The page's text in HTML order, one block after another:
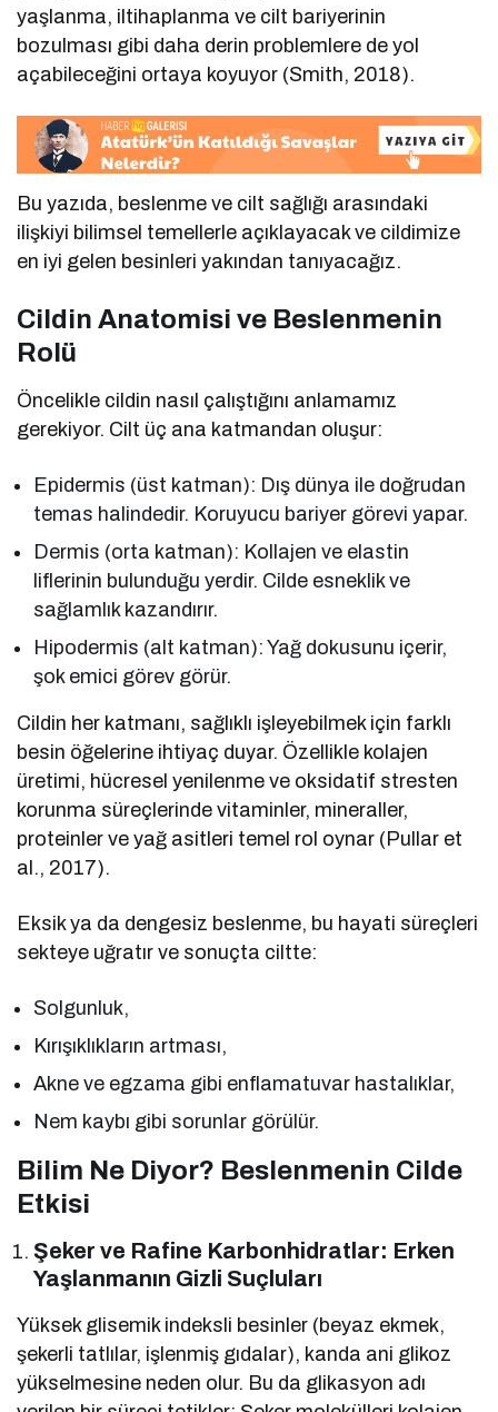
yaşlanma, iltihaplanma ve cilt bariyerinin
bozulması gibi daha derin problemlere de yol
açabileceğini ortaya koyuyor (Smith, 2018).
Bu yazıda, beslenme ve cilt sağlığı arasındaki
ilişkiyi bilimsel temellerle açıklayacak ve cildimize
en iyi gelen besinleri yakından tanıyacağız.
Cildin Anatomisi ve Beslenmenin
Rolü
Öncelikle cildin nasıl çalıştığını anlamamız
gerekiyor. Cilt üç ana katmandan oluşur:
Epidermis (üst katman): Dış dünya ile doğrudan
temas halindedir. Koruyucu bariyer görevi yapar.
Dermis (orta katman): Kollajen ve elastin
liflerinin bulunduğu yerdir. Cilde esneklik ve
sağlamlık kazandırır.
Hipodermis (alt katman): Yağ dokusunu içerir,
şok emici görev görür.
Cildin her katmanı, sağlıklı işleyebilmek için farklı
besin öğelerine ihtiyaç duyar. Özellikle kolajen
üretimi, hücresel yenilenme ve oksidatif stresten
korunma süreçlerinde vitaminler, mineraller,
proteinler ve yağ asitleri temel rol oynar (Pullar et
al., 2017).
Eksik ya da dengesiz beslenme, bu hayati süreçleri
sekteye uğratır ve sonuçta ciltte:
Solgunluk,
Kırışıklıkların artması,
Akne ve egzama gibi enflamatuvar hastalıklar,
Nem kaybı gibi sorunlar görülür.
Bilim Ne Diyor? Beslenmenin Cilde
Etkisi
Şeker ve Rafine Karbonhidratlar: Erken
Yaşlanmanın Gizli Suçluları
Yüksek glisemik indeksli besinler (beyaz ekmek,
şekerli tatlılar, işlenmiş gıdalar), kanda ani glikoz
yükselmesine neden olur. Bu da glikasyon adı